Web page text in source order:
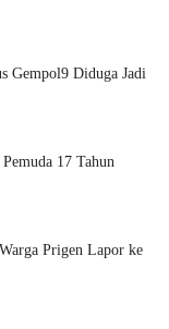
Gempol9 Diduga Jadi
17 Tahun
Prigen Lapor ke